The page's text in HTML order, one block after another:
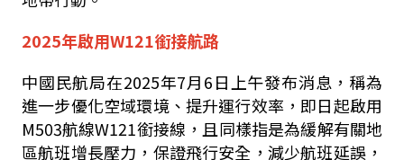
2025年啟用W121銜接航路
中國民航局在2025年7月6日上午發布消息，稱為
進一步優化空域環境、提升運行效率，即日起啟用
M503航線W121銜接線，且同樣指是為緩解有關地
區航班增長壓力，保證飛行安全，減少航班延誤，